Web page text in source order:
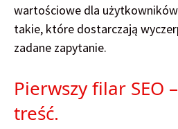
wartościowe dla
takie, które dostarczają
zadane zapytanie.
Pierwszy filar SEO
treść.